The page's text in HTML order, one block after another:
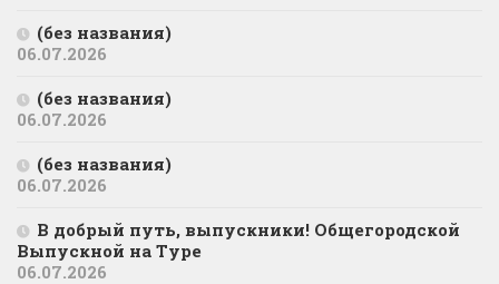
(без названия)
06.07.2026
(без названия)
06.07.2026
(без названия)
06.07.2026
В добрый путь, выпускники! Общегородской
Выпускной на Туре
06.07.2026